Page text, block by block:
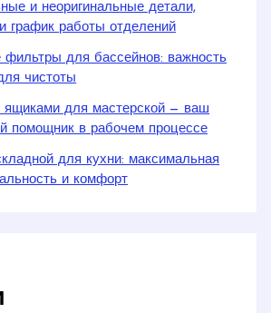
и неоригинальные детали,
график работы отделений
фильтры для бассейнов: важность
чистоты
ящиками для мастерской — ваш
помощник в рабочем процессе
для кухни: максимальная
и комфорт